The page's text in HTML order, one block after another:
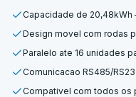
Capacidade de
Design movel com rodas
Paralelo ate 16 unidades
Comunicacao RS485/
Compativel com todos os